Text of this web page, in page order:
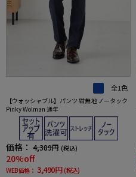
全1色
【ウォッシャブル】パンツ 紺無地 ノータック
Pinky Wolman 通年
価格： 4,389円 (税込)
20%off
WEB価格： 3,490円 (税込)